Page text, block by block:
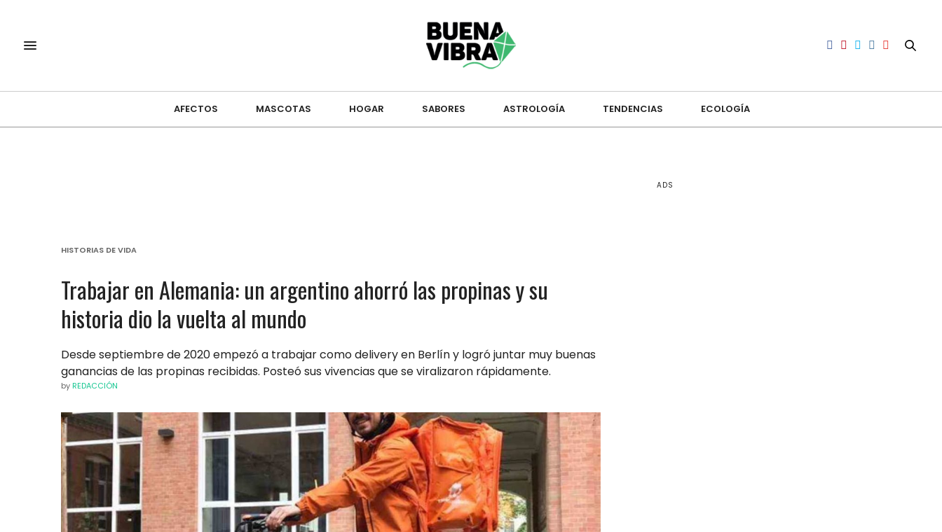
AFECTOS MASCOTAS HOGAR SABORES ASTROLOGÍA TENDENCIAS ECOLOGÍA
HISTORIAS DE VIDA
Trabajar en Alemania: un argentino ahorró las propinas y su
historia dio la vuelta al mundo
Desde septiembre de 2020 empezó a trabajar como delivery en Berlín y logró juntar muy buenas
ganancias de las propinas recibidas. Posteó sus vivencias que se viralizaron rápidamente.
by REDACCIÓN
ADS